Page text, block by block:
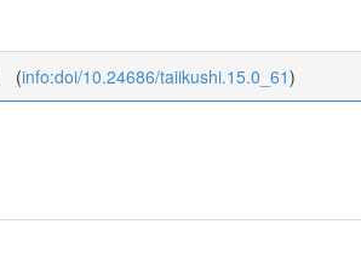
(info:doi/10.24686/taiikushi.15.0_61)